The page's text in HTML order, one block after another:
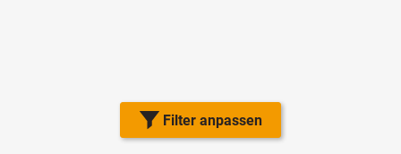
Filter anpassen